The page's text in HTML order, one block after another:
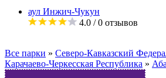
аул Инжич-Чукун
4.0 / 0 отзывов
Все парки » Северо-Кавказский
Карачаево-Черкесская Республика »